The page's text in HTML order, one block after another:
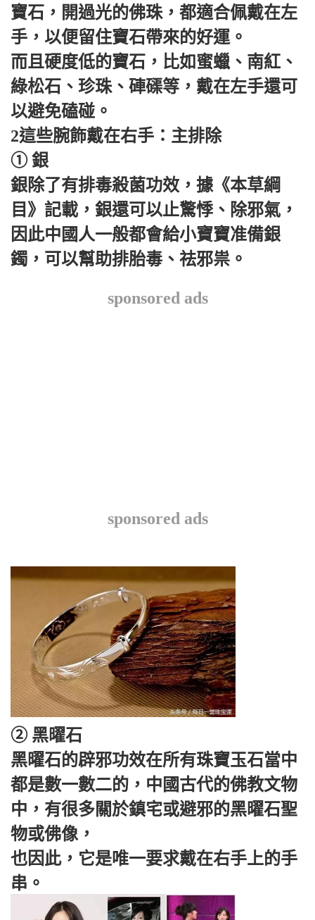
寶石，開過光的佛珠，都適合佩戴在左
手，以便留住寶石帶來的好運。
而且硬度低的寶石，比如蜜蠟、南紅、
綠松石、珍珠、硨磲等，戴在左手還可
以避免磕碰。
2這些腕飾戴在右手：主排除
① 銀
銀除了有排毒殺菌功效，據《本草綱
目》記載，銀還可以止驚悸、除邪氣，
因此中國人一般都會給小寶寶准備銀
鐲，可以幫助排胎毒、祛邪祟。
sponsored ads
sponsored ads
② 黑曜石
黑曜石的辟邪功效在所有珠寶玉石當中
都是數一數二的，中國古代的佛教文物
中，有很多關於鎮宅或避邪的黑曜石聖
物或佛像，
也因此，它是唯一要求戴在右手上的手
串。